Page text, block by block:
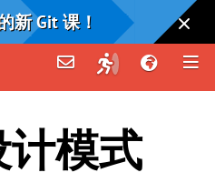
新 Git 课！
计模式